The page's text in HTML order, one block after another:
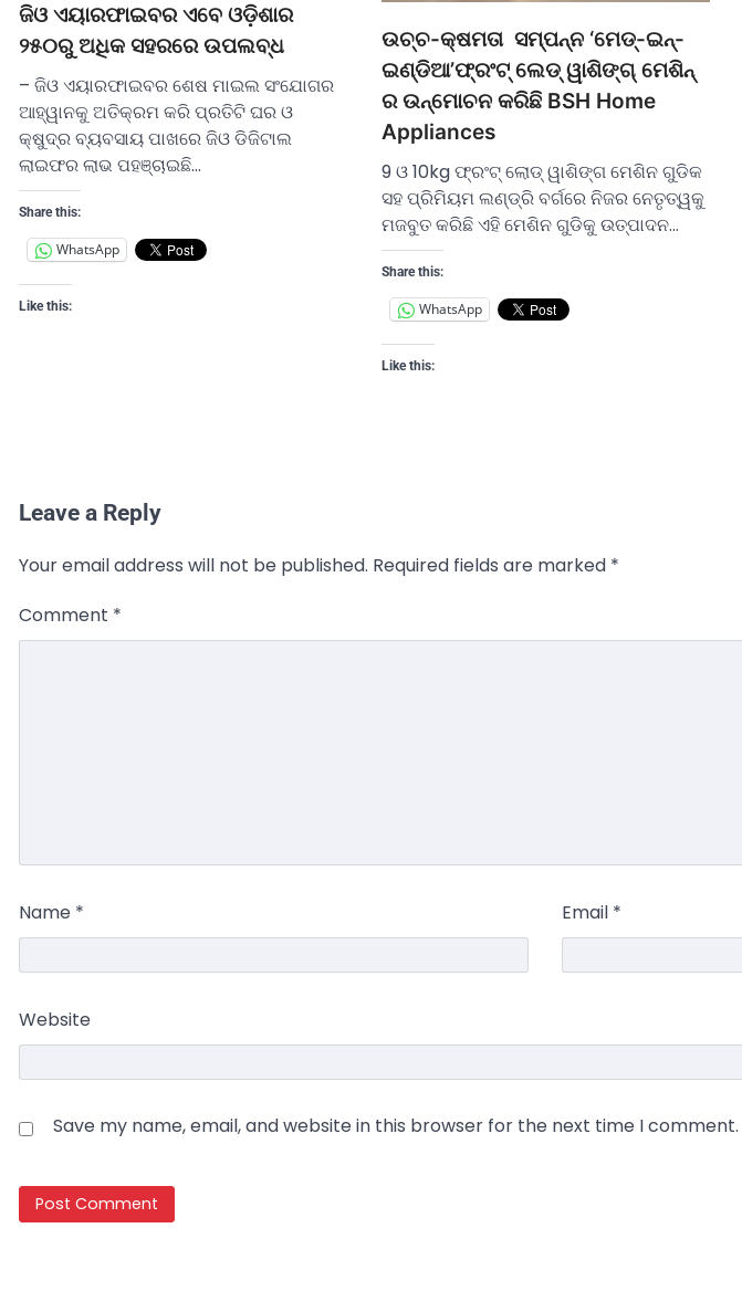
ଜିଓ ଏୟାରଫାଇବର ଏବେ ଓଡ଼ିଶାର
୨୫୦ରୁ ଅଧିକ ସହରରେ ଉପଲବ୍ଧ
– ଜିଓ ଏୟାରଫାଇବର ଶେଷ ମାଇଲ ସଂଯୋଗର
ଆହ୍ୱାନକୁ ଅତିକ୍ରମ କରି ପ୍ରତିଟି ଘର ଓ
କ୍ଷୁଦ୍ର ବ୍ୟବସାୟ ପାଖରେ ଜିଓ ଡିଜିଟାଲ
ଲାଇଫର ଲାଭ ପହଞ୍ଚାଇଛି…
Share this:
WhatsApp
Like this:
ଉଚ୍ଚ-କ୍ଷମତା ସମ୍ପନ୍ନ ‘ମେଡ୍-ଇନ୍-
ଇଣ୍ଡିଆ’ଫ୍ରଂଟ୍ ଲେଡ୍ ୱାଶିଙ୍ଗ୍ ମେଶିନ୍
ର ଉନ୍ମୋଚନ କରିଛି BSH Home
Appliances
9 ଓ 10kg ଫ୍ରଂଟ୍ ଲୋଡ୍ ୱାଶିଙ୍ଗ ମେଶିନ ଗୁଡିକ
ସହ ପ୍ରିମିୟମ ଲଣ୍ଡ୍ରି ବର୍ଗରେ ନିଜର ନେତୃତ୍ୱକୁ
ମଜବୁତ କରିଛି ଏହି ମେଶିନ ଗୁଡିକୁ ଉତ୍ପାଦନ…
Share this:
WhatsApp
Like this:
Leave a Reply
Your email address will not be published. Required fields are marked *
Comment *
Name * Email *
Website
Save my name, email, and website in this browser for the next time I comment.